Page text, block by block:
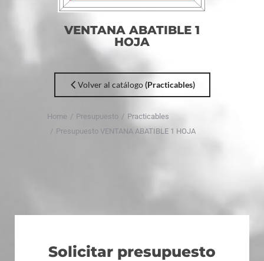
VENTANA ABATIBLE 1
HOJA
Volver al catálogo(Practicables)
You
are
here:
Home Presupuesto
Practicables
Presupuesto VENTANA ABATIBLE 1 HOJA
Solicitar presupuesto